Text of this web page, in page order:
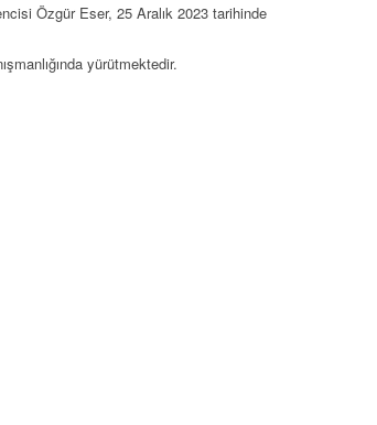
Özgür Eser, 25 Aralık 2023 tarihinde
yürütmektedir.